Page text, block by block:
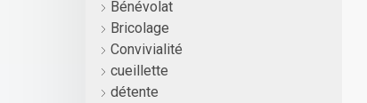
Bénévolat
Bricolage
Convivialité
cueillette
détente